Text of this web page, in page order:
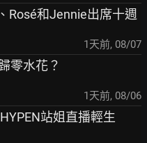
Rosé和Jennie出席十週
1天前, 08/07
零水花？
1天前, 08/06
站姐直播輕生